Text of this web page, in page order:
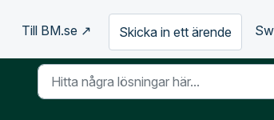
Till BM.se ↗ Skicka in ett ärende